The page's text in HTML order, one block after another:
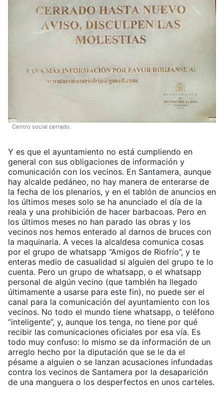
Centro social cerrado.
Y es que el ayuntamiento no está cumpliendo en
general con sus obligaciones de información y
comunicación con los vecinos. En Santamera, aunque
hay alcalde pedáneo, no hay manera de enterarse de
la fecha de los plenarios, y en el tablón de anuncios en
los últimos meses solo se ha anunciado el día de la
reala y una prohibición de hacer barbacoas. Pero en
los últimos meses no han parado las obras y los
vecinos nos hemos enterado al darnos de bruces con
la maquinaria. A veces la alcaldesa comunica cosas
por el grupo de whatsapp “Amigos de Riofrío”, y te
enteras medio de casualidad si alguien del grupo te lo
cuenta. Pero un grupo de whatsapp, o el whatsapp
personal de algún vecino (que también ha llegado
últimamente a usarse para este fin), no puede ser el
canal para la comunicación del ayuntamiento con los
vecinos. No todo el mundo tiene whatsapp, o teléfono
“inteligente”, y, aunque los tenga, no tiene por qué
recibir las comunicaciones oficiales por esa vía. Es
todo muy confuso: lo mismo se da información de un
arreglo hecho por la diputación que se le da el
pésame a alguien o se lanzan acusaciones infundadas
contra los vecinos de Santamera por la desaparición
de una manguera o los desperfectos en unos carteles.